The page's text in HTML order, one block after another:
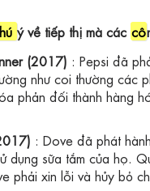
ý về tiếp thị mà các cô
(2017) : Pepsi đã
như coi thường các
phản đối thành hàng
: Dove đã phát
dụng sữa tắm của họ.
phải xin lỗi và hủy bỏ